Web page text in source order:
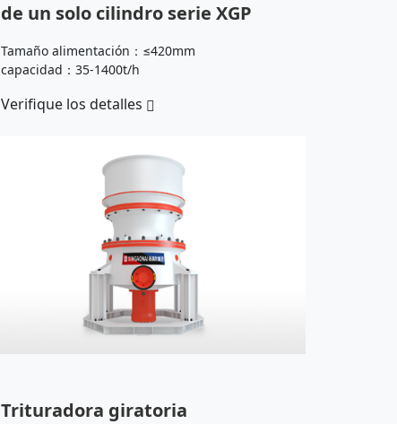
de un solo cilindro serie XGP
Tamaño alimentación：≤420mm
capacidad：35-1400t/h
Verifique los detalles
Trituradora giratoria